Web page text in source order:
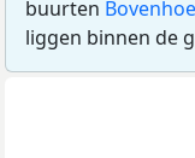
buurten
liggen binnen de